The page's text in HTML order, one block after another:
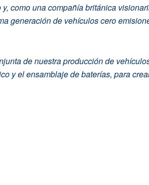
como una compañía británica
generación de vehículos cero
de nuestra producción de
y el ensamblaje de baterías, para